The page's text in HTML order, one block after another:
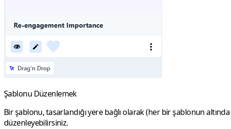
Şablonu Düzenlemek
Bir şablonu, tasarlandığı yere bağlı olarak (her bir şablonun
düzenleyebilirsiniz.